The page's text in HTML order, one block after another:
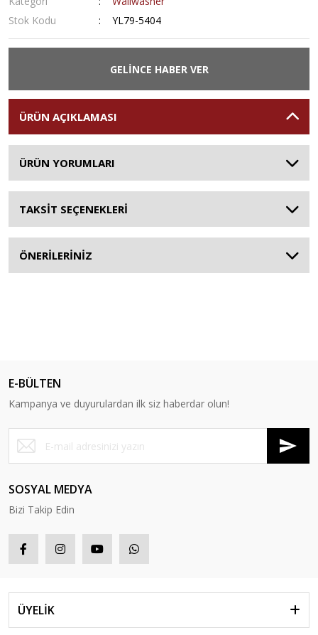
Stok Kodu
YL79-5404
GELİNCE HABER VER
ÜRÜN AÇIKLAMASI
ÜRÜN YORUMLARI
TAKSİT SEÇENEKLERİ
ÖNERİLERİNİZ
E-BÜLTEN
Kampanya ve duyurulardan ilk siz haberdar olun!
SOSYAL MEDYA
Bizi Takip Edin
ÜYELİK